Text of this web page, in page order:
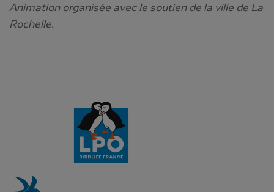
Animation organisée avec le soutien de la ville de La
Rochelle.